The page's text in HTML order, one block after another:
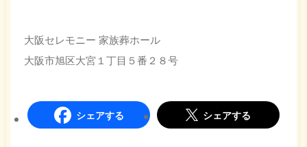
大阪セレモニー 家族葬ホール
大阪市旭区大宮１丁目５番２８号
シェアする シェアする